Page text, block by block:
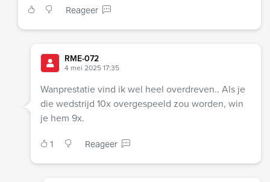
Reageer
RME-072
4 mei 2025 17:35
Wanprestatie vind ik wel heel overdreven.. Als je
die wedstrijd 10x overgespeeld zou worden, win
je hem 9x.
1 Reageer